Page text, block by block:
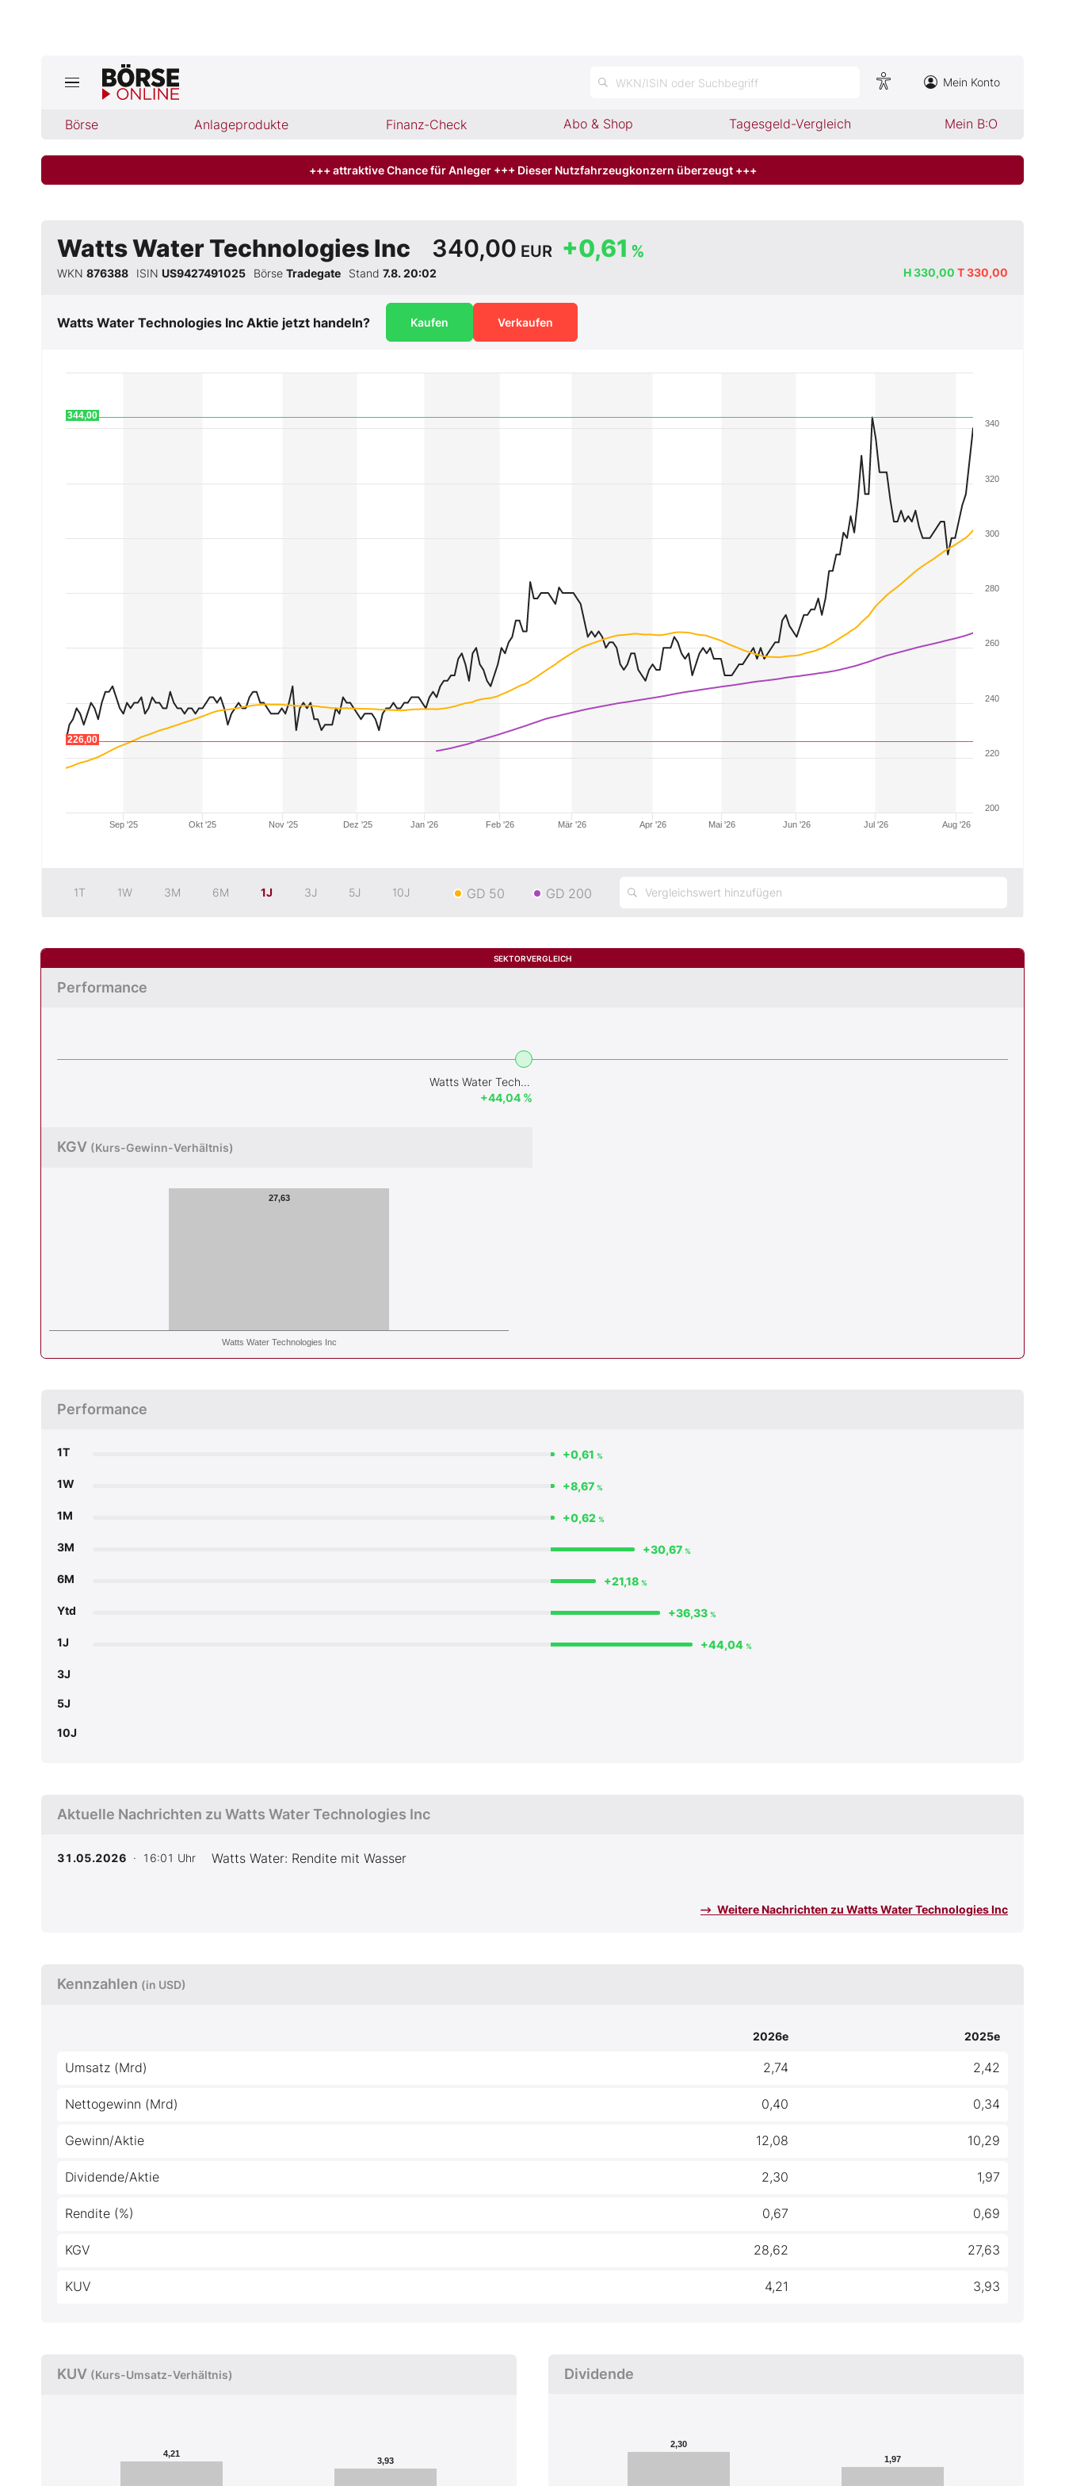
WKN/ISIN oder Suchbegriff Mein Konto
Börse Anlageprodukte Finanz-Check Abo & Shop Tagesgeld-Vergleich Mein B:O
Börse
Abo & Shop
+++ attraktive Chance für Anleger +++ Dieser Nutzfahrzeugkonzern überzeugt +++
Watts Water Technologies Inc +0,61 %
340,00 EUR
H330,00 T330,00
WKN 876388 ISIN US9427491025 Börse Tradegate Stand 7.8. 20:02
Watts Water Technologies Inc Aktie jetzt handeln? Kaufen Verkaufen
Sep '25 Okt '25 Nov '25 Dez '25 Jan '26 Feb '26 Mär '26 Apr '26 Mai '26 Jun '26 Jul '26 Aug '26
200
220
240
260
280
300
320
340
226,00
226,00
344,00
1T 1W 3M 6M 1J 3J 5J 10J GD 50 GD 200
SEKTORVERGLEICH
Performance
Watts Water Technologies Inc
+44,04 %
KGV (Kurs-Gewinn-Verhältnis)
27,63
Watts Water Technologies Inc
Performance
1T +0,61 %
1W +8,67 %
1M +0,62 %
3M +30,67 %
6M +21,18 %
Ytd +36,33%
1J +44,04 %
3J
5J
10J
Aktuelle Nachrichten zu Watts Water Technologies Inc
31.05.2026 · 16:01 Uhr Watts Water: Rendite mit Wasser
Weitere Nachrichten zu Watts Water Technologies Inc
Kennzahlen (in USD)
2026e 2025e
Umsatz (Mrd) 2,74 2,42
Nettogewinn (Mrd) 0,40 0,34
Gewinn/Aktie 12,08 10,29
Dividende/Aktie 2,30 1,97
Rendite (%) 0,67 0,69
KGV 28,62 27,63
KUV 4,21 3,93
KUV (Kurs-Umsatz-Verhältnis)
4,21
3,93
Dividende
2,30
1,97